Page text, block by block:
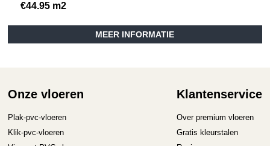
€44.95 m2
MEER INFORMATIE
Onze vloeren
Plak-pvc-vloeren
Klik-pvc-vloeren
Klantenservice
Over premium vloeren
Gratis kleurstalen